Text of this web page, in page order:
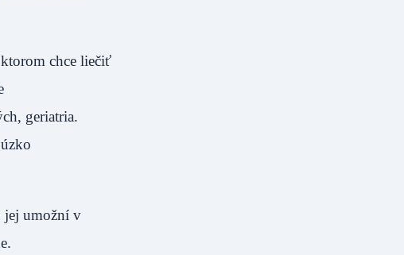
chce liečiť
geriatria.
jej umožní v